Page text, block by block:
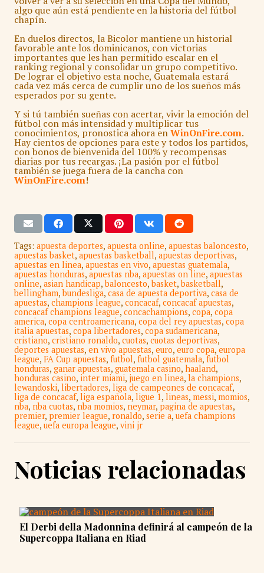
algo que aún está pendiente en la historia del fútbol
chapín.
En duelos directos, la Bicolor mantiene un historial
favorable ante los dominicanos, con victorias
importantes que les han permitido escalar en el
ranking regional y consolidar un grupo competitivo.
De lograr el objetivo esta noche, Guatemala estará
cada vez más cerca de cumplir uno de los sueños más
esperados por su gente.
Y si tú también sueñas con acertar, vivir la emoción del
fútbol con más intensidad y multiplicar tus
conocimientos, pronostica ahora enWinOnFire.com.
Hay cientos de opciones para este y todos los partidos,
con bonos de bienvenida del 100% y recompensas
diarias por tus recargas. ¡La pasión por el fútbol
también se juega fuera de la cancha con
WinOnFire.com!
Tags: apuesta deportes, apuesta online, apuestas baloncesto,
apuestas basket, apuestas basketball, apuestas deportivas,
apuestas en linea, apuestas en vivo, apuestas guatemala,
apuestas honduras, apuestas nba, apuestas on line, apuestas
online, asian handicap,baloncesto,basket,basketball,
bellingham,bundesliga, casa de apuesta deportiva, casa de
apuestas, champions league, concacaf, concacaf apuestas,
concacaf champions league, concachampions, copa, copa
america, copa centroamericana, copa del rey apuestas, copa
italia apuestas, copa libertadores, copa sudamericana,
cristiano, cristiano ronaldo, cuotas, cuotas deportivas,
deportes apuestas, en vivo apuestas, euro, euro copa, europa
league, FA Cup apuestas, futbol, futbol guatemala, futbol
honduras, ganar apuestas, guatemala casino, haaland,
honduras casino, inter miami, juego en linea, la champions,
lewandoski, libertadores, liga de campeones de concacaf,
liga de concacaf, liga española, ligue 1, lineas, messi, momios,
nba, nba cuotas, nba momios, neymar, pagina de apuestas,
premier, premier league, ronaldo, serie a, uefa champions
league, uefa europa league, vini jr
Noticias relacionadas
El Derbi della Madonnina definirá al campeón de la
Supercoppa Italiana en Riad